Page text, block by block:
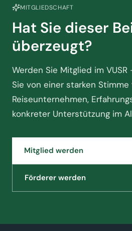
MITGLIEDSCHAFT
Hat Sie dieser
überzeugt?
Werden Sie Mitglied im
Sie von einer starken Stimme
Reiseunternehmen,
konkreter Unterstützung im
Mitglied werden
Förderer werden